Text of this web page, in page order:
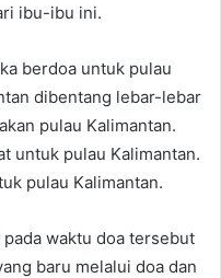
ibu-ibu ini.
berdoa untuk pulau
dibentang lebar-lebar
pulau Kalimantan.
untuk pulau Kalimantan.
pulau Kalimantan.
waktu doa tersebut
baru melalui doa dan